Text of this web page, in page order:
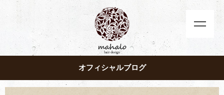
オフィシャルブログ